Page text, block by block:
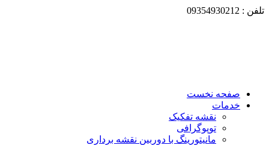
نخست
نقشه تفکیک
توپوگرافی
مانیتورینگ با دوربین نقشه برداری